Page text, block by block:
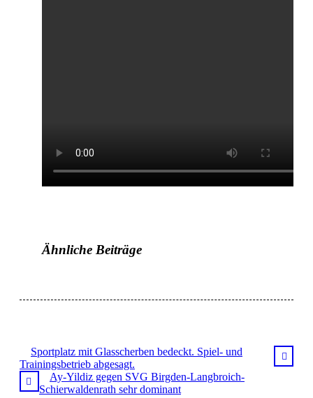
Ähnliche Beiträge
Sportplatz mit Glasscherben bedeckt. Spiel- und
Trainingsbetrieb abgesagt.
Ay-Yildiz gegen SVG Birgden-Langbroich-
Schierwaldenrath sehr dominant